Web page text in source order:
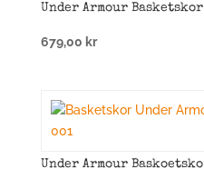
Under Armour Basketskor
679,00 kr
Under Armour